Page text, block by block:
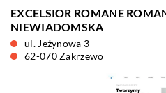
EXCELSIOR ROMANE
NIEWIADOMSKA
ul. Jeżynowa 3
62-070 Zakrzewo